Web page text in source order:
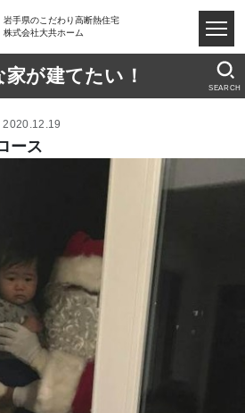
岩手県のこだわり高断熱住宅
株式会社大共ホーム
家が建てたい！
SEARCH
2020.12.19
ース